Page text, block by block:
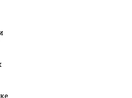
Урале из казны
украдены 18